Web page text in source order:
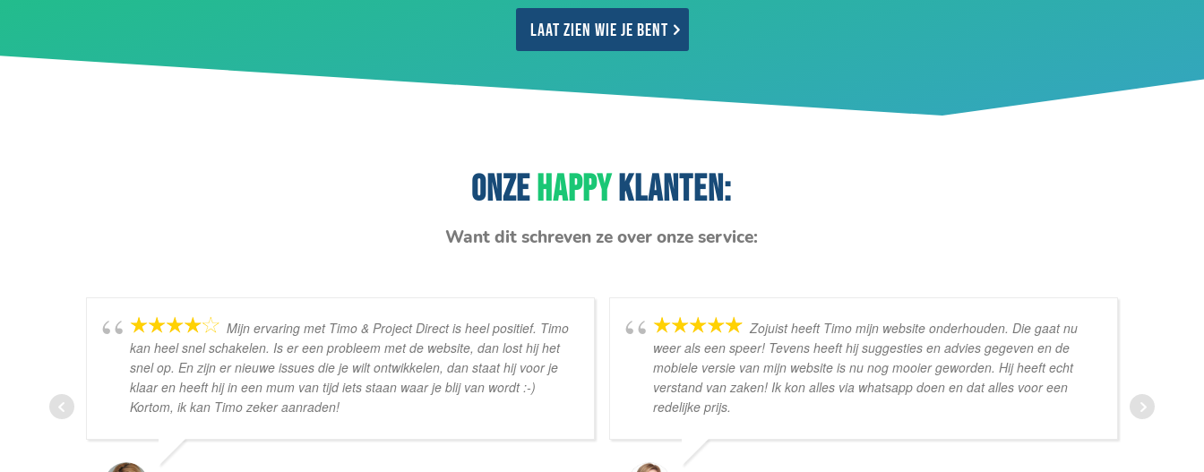
Laat zien wie je bent
ONZEHAPPYKLANTEN:
Want dit schreven ze over onze service:
Mijn ervaring met Timo & Project Direct is heel positief. Timo
kan heel snel schakelen. Is er een probleem met de website, dan lost hij het
snel op. En zijn er nieuwe issues die je wilt ontwikkelen, dan staat hij voor je
klaar en heeft hij in een mum van tijd iets staan waar je blij van wordt :-)
Kortom, ik kan Timo zeker aanraden!
Zojuist heeft Timo mijn website onderhouden. Die gaat nu
weer als een speer! Tevens heeft hij suggesties en advies gegeven en de
mobiele versie van mijn website is nu nog mooier geworden. Hij heeft echt
verstand van zaken! Ik kon alles via whatsapp doen en dat alles voor een
redelijke prijs.